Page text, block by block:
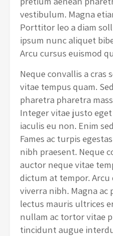
vestibulum. Magna
Porttitor leo a diam
ipsum nunc aliquet
Arcu cursus euismod
Neque convallis a cras
vitae tempus quam.
pharetra pharetra
Integer vitae justo
iaculis eu non. Enim
Fames ac turpis
nibh praesent. Neque
auctor neque vitae
dictum at tempor. Arcu
viverra nibh. Magna ac
lectus mauris ultrices
nullam ac tortor vitae
tincidunt augue